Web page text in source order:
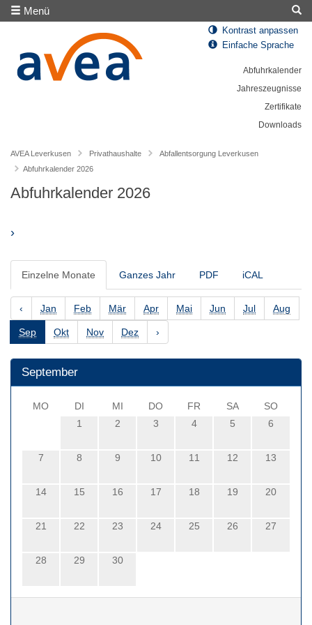
Menü
Kontrast anpassen
Einfache Sprache
Abfuhrkalender
Jahreszeugnisse
Zertifikate
Downloads
AVEA Leverkusen Privathaushalte
Abfallentsorgung Leverkusen
Abfuhrkalender 2026
Abfuhrkalender 2026
›
Einzelne Monate Ganzes Jahr PDF iCAL
‹ Jan Feb Mär Apr Mai Jun Jul Aug
Sep Okt Nov Dez ›
September
MO DI MI DO FR SA
SO
1
2 3 4 5 6
7 8 9 10 11 12 13
14 15 16 17 18 19 20
21 22 23 24 25 26 27
28 29 30